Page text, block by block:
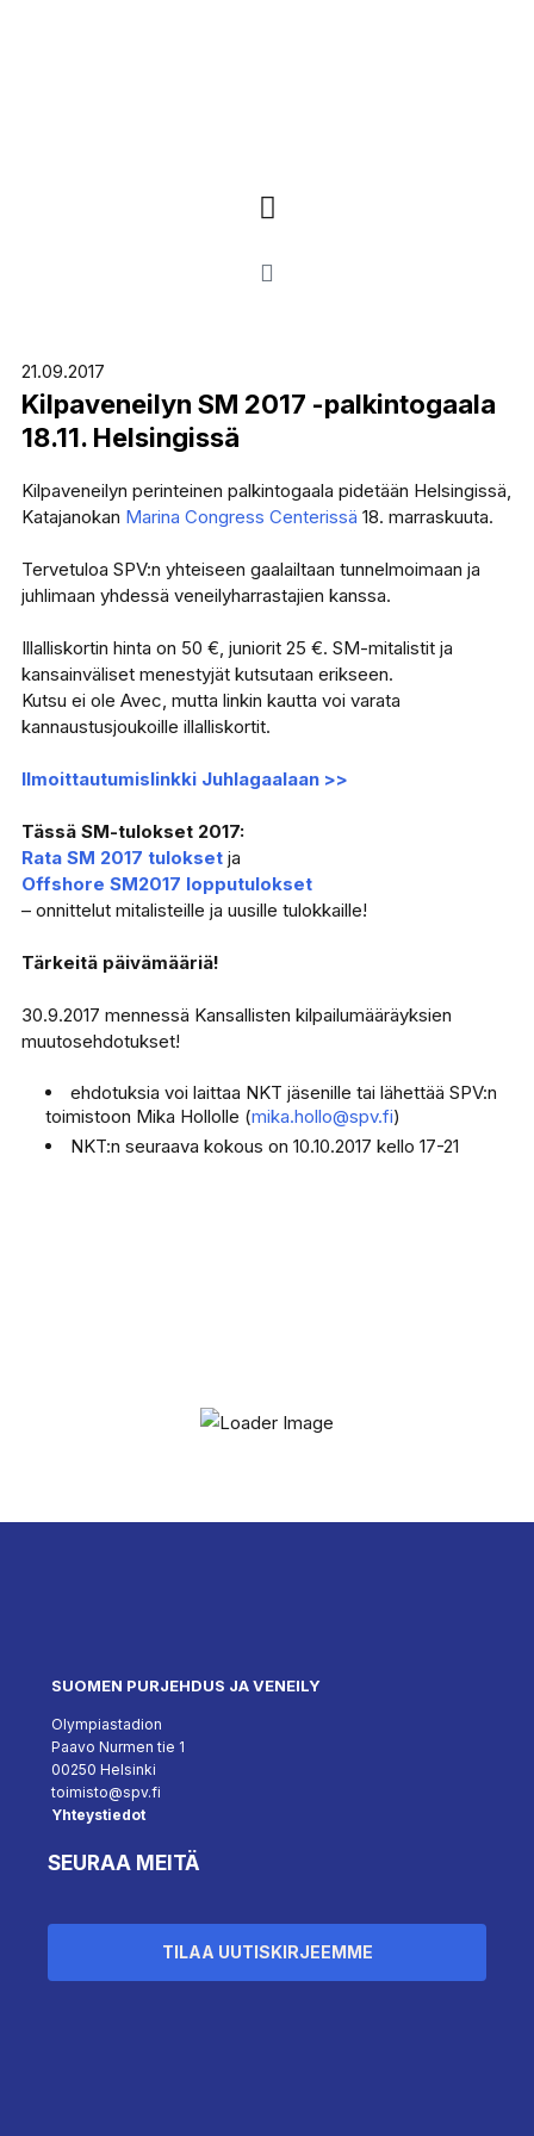
21.09.2017
Kilpaveneilyn SM 2017 -palkintogaala
18.11. Helsingissä
Kilpaveneilyn perinteinen palkintogaala pidetään Helsingissä,
Katajanokan Marina Congress Centerissä 18. marraskuuta.
Tervetuloa SPV:n yhteiseen gaalailtaan tunnelmoimaan ja
juhlimaan yhdessä veneilyharrastajien kanssa.
Illalliskortin hinta on 50 €, juniorit 25 €. SM-mitalistit ja
kansainväliset menestyjät kutsutaan erikseen.
Kutsu ei ole Avec, mutta linkin kautta voi varata
kannaustusjoukoille illalliskortit.
Ilmoittautumislinkki Juhlagaalaan >>
Tässä SM-tulokset 2017:
Rata SM 2017 tulokset ja
Offshore SM2017 lopputulokset
– onnittelut mitalisteille ja uusille tulokkaille!
Tärkeitä päivämääriä!
30.9.2017 mennessä Kansallisten kilpailumääräyksien
muutosehdotukset!
ehdotuksia voi laittaa NKT jäsenille tai lähettää SPV:n
toimistoon Mika Hollolle (mika.hollo@spv.fi)
NKT:n seuraava kokous on 10.10.2017 kello 17-21
SUOMEN PURJEHDUS JA VENEILY
Olympiastadion
Paavo Nurmen tie 1
00250 Helsinki
toimisto@spv.fi
Yhteystiedot
SEURAA MEITÄ
TILAA UUTISKIRJEEMME